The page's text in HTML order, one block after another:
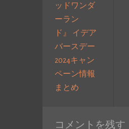
ッドワンダ
ーラン
ド』 イデア
バースデー
2024キャン
ペーン情報
まとめ過
コメントを残す